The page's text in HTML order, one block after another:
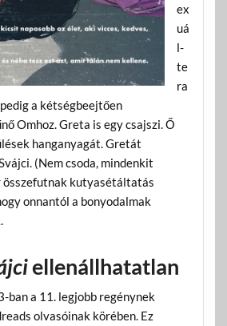
ex
uá
l-
te
ra
a kétségbeejtően
Omhoz. Greta is egy csajszi. Ő
hanganyagát. Gretát
(Nem csoda, mindenkit
összefutnak kutyasétáltatás
onnantól a bonyodalmak
ellenállhatatlan
ban a 11. legjobb regénynek
olvasóinak körében. Ez